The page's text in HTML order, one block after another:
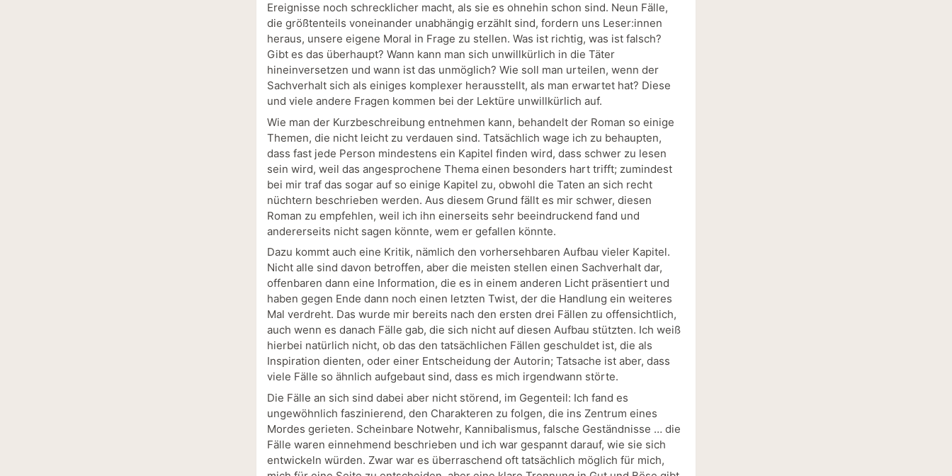
Ereignisse noch schrecklicher macht, als sie es ohnehin schon sind. Neun Fälle,
die größtenteils voneinander unabhängig erzählt sind, fordern uns Leser:innen
heraus, unsere eigene Moral in Frage zu stellen. Was ist richtig, was ist falsch?
Gibt es das überhaupt? Wann kann man sich unwillkürlich in die Täter
hineinversetzen und wann ist das unmöglich? Wie soll man urteilen, wenn der
Sachverhalt sich als einiges komplexer herausstellt, als man erwartet hat? Diese
und viele andere Fragen kommen bei der Lektüre unwillkürlich auf.
Wie man der Kurzbeschreibung entnehmen kann, behandelt der Roman so einige
Themen, die nicht leicht zu verdauen sind. Tatsächlich wage ich zu behaupten,
dass fast jede Person mindestens ein Kapitel finden wird, dass schwer zu lesen
sein wird, weil das angesprochene Thema einen besonders hart trifft; zumindest
bei mir traf das sogar auf so einige Kapitel zu, obwohl die Taten an sich recht
nüchtern beschrieben werden. Aus diesem Grund fällt es mir schwer, diesen
Roman zu empfehlen, weil ich ihn einerseits sehr beeindruckend fand und
andererseits nicht sagen könnte, wem er gefallen könnte.
Dazu kommt auch eine Kritik, nämlich den vorhersehbaren Aufbau vieler Kapitel.
Nicht alle sind davon betroffen, aber die meisten stellen einen Sachverhalt dar,
offenbaren dann eine Information, die es in einem anderen Licht präsentiert und
haben gegen Ende dann noch einen letzten Twist, der die Handlung ein weiteres
Mal verdreht. Das wurde mir bereits nach den ersten drei Fällen zu offensichtlich,
auch wenn es danach Fälle gab, die sich nicht auf diesen Aufbau stützten. Ich weiß
hierbei natürlich nicht, ob das den tatsächlichen Fällen geschuldet ist, die als
Inspiration dienten, oder einer Entscheidung der Autorin; Tatsache ist aber, dass
viele Fälle so ähnlich aufgebaut sind, dass es mich irgendwann störte.
Die Fälle an sich sind dabei aber nicht störend, im Gegenteil: Ich fand es
ungewöhnlich faszinierend, den Charakteren zu folgen, die ins Zentrum eines
Mordes gerieten. Scheinbare Notwehr, Kannibalismus, falsche Geständnisse … die
Fälle waren einnehmend beschrieben und ich war gespannt darauf, wie sie sich
entwickeln würden. Zwar war es überraschend oft tatsächlich möglich für mich,